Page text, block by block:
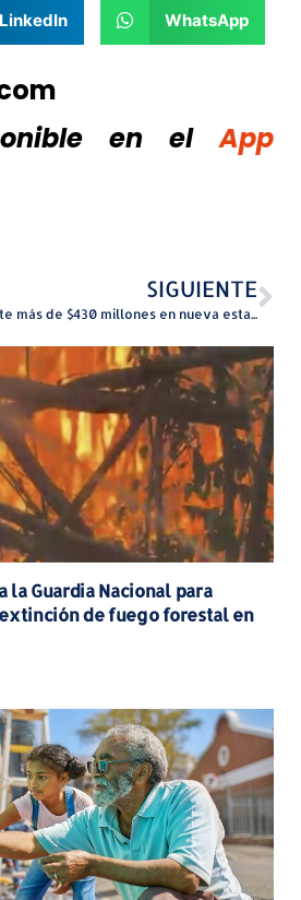
LinkedIn WhatsApp
en el
App
SIGUIENTE
Municipio de Cataño invierte más de $430 millones en nueva estación de bombeo en La Puntilla para mitigar inundaciones
la Guardia Nacional para
de fuego forestal en